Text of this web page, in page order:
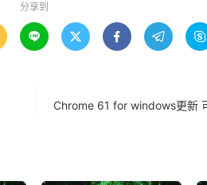
分享到
    
Chrome 61 for windows更新